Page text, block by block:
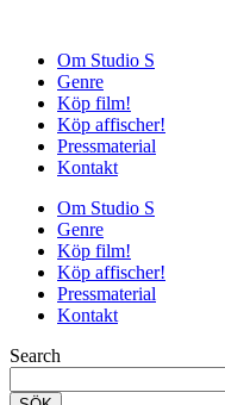
Om Studio S
Genre
Köp film!
Köp affischer!
Pressmaterial
Kontakt
Om Studio S
Genre
Köp film!
Köp affischer!
Pressmaterial
Kontakt
Search